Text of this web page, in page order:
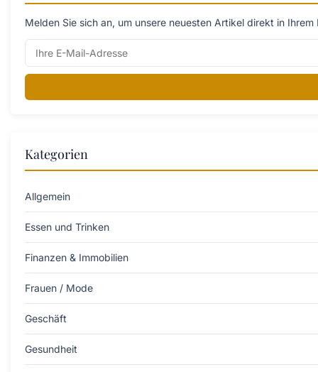
Melden Sie sich an, um unsere neuesten Artikel direkt in
Kategorien
Allgemein
Essen und Trinken
Finanzen & Immobilien
Frauen / Mode
Geschäft
Gesundheit